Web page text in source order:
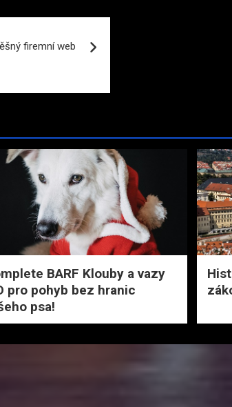
firemní web
BARF Klouby a vazy
pro pohyb bez hranic
psa!